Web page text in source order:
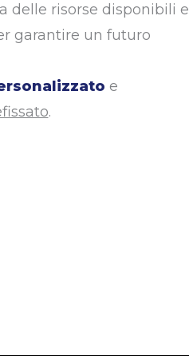
delle risorse disponibili e
garantire un futuro
e
.